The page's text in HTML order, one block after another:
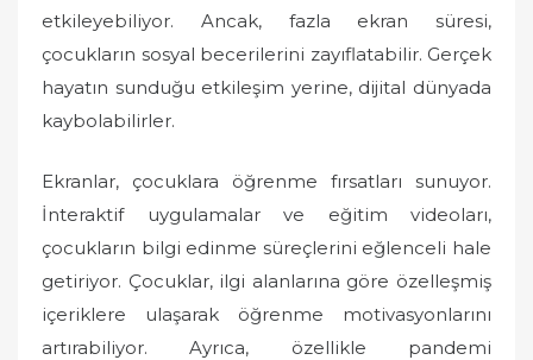
etkileyebiliyor. Ancak, fazla ekran süresi,
çocukların sosyal becerilerini zayıflatabilir. Gerçek
hayatın sunduğu etkileşim yerine, dijital dünyada
kaybolabilirler.
Ekranlar, çocuklara öğrenme fırsatları sunuyor.
İnteraktif uygulamalar ve eğitim videoları,
çocukların bilgi edinme süreçlerini eğlenceli hale
getiriyor. Çocuklar, ilgi alanlarına göre özelleşmiş
içeriklere ulaşarak öğrenme motivasyonlarını
artırabiliyor. Ayrıca, özellikle pandemi